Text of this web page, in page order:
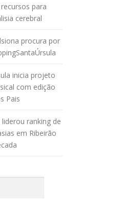
para
cerebral
procura por
inicia projeto
com edição
Pais
ranking de
em Ribeirão